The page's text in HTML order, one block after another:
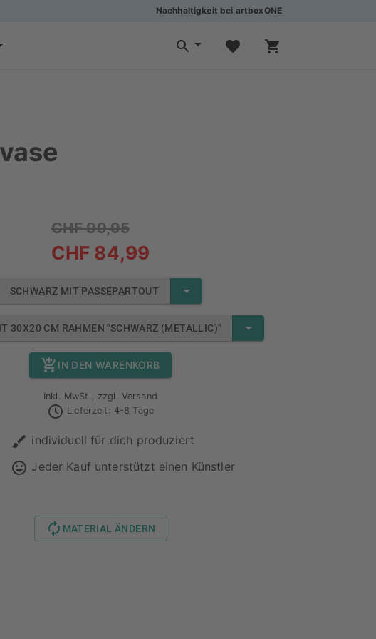
Nachhaltigkeit bei artboxONE
CHF 99,95
CHF 84,99
SCHWARZ MIT PASSEPARTOUT
30X20 CM RAHMEN "SCHWARZ (METALLIC)"
IN DEN WARENKORB
Inkl. MwSt., zzgl. Versand
Lieferzeit: 4-8 Tage
individuell für dich produziert
Jeder Kauf unterstützt einen Künstler
MATERIAL ÄNDERN